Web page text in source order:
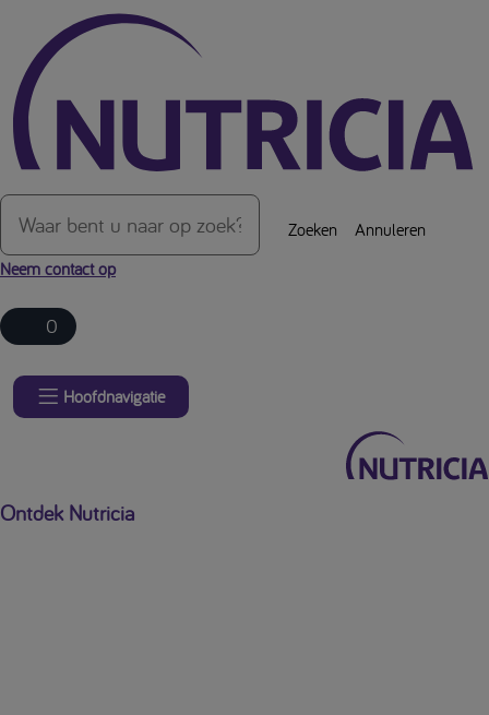
Over de inhoud van de pagina
Zoeken
Annuleren
Neem contact op
0
Hoofdnavigatie
Ontdek Nutricia